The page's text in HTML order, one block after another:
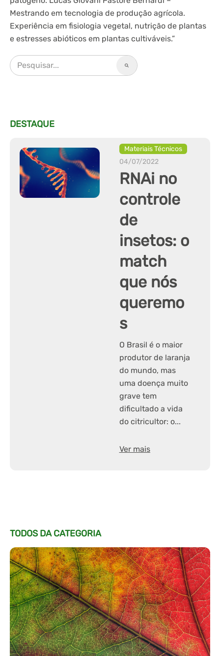
Mestrando em tecnologia de produção agrícola.
Experiência em fisiologia vegetal, nutrição de plantas
e estresses abióticos em plantas cultiváveis.”
DESTAQUE
Materiais Técnicos
04/07/2022
RNAi no
controle
de
insetos: o
match
que nós
queremo
s
O Brasil é o maior
produtor de laranja
do mundo, mas
uma doença muito
grave tem
dificultado a vida
do citricultor: o...
Ver mais
TODOS DA CATEGORIA